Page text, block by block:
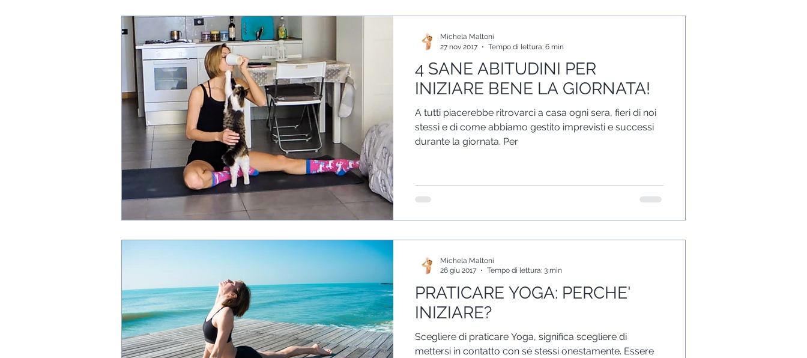
4 SANE ABITUDINI PER
INIZIARE BENE LA GIORNATA!
A tutti piacerebbe ritrovarci a casa ogni sera, fieri di noi
stessi e di come abbiamo gestito imprevisti e successi
durante la giornata. Per
Michela Maltoni
27 nov 2017
Tempo di lettura: 6 min
PRATICARE YOGA: PERCHE'
INIZIARE?
Scegliere di praticare Yoga, significa scegliere di
mettersi in contatto con sé stessi onestamente. Essere
Michela Maltoni
26 giu 2017
Tempo di lettura: 3 min